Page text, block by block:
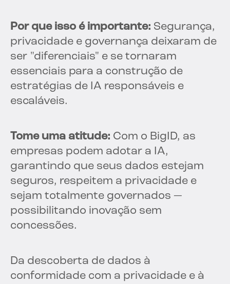
Por que isso é importante: Segurança,
privacidade e governança deixaram de
ser "diferenciais" e se tornaram
essenciais para a construção de
estratégias de IA responsáveis e
escaláveis.
Tome uma atitude: Com o BigID, as
empresas podem adotar a IA,
garantindo que seus dados estejam
seguros, respeitem a privacidade e
sejam totalmente governados —
possibilitando inovação sem
concessões.
Da descoberta de dados à
conformidade com a privacidade e à